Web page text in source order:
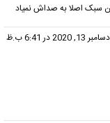
سبک اصلا به صداش نمیاد
دسامبر 13, 2020 در 6:41 ب.ظ